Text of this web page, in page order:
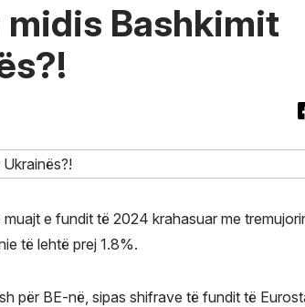
Bashkimit
e fundit të 2024 krahasuar me
të lehtë prej 1.8%.
për BE-në, sipas shifrave të fundit të